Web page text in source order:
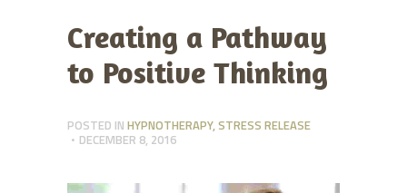
Creating a Pathway
to Positive Thinking
POSTED IN HYPNOTHERAPY,STRESS RELEASE
DECEMBER 8, 2016